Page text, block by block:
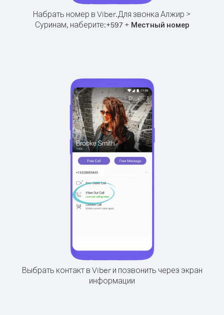
Набрать номер в Viber.Для звонка Алжир >
Суринам, наберите:+597+ Местный номер
Выбрать контакт в Viber и позвонить через экран
информации